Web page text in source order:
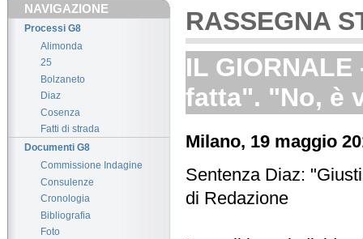
NAVIGAZIONE
Processi G8
Alimonda
25
Bolzaneto
Diaz
Cosenza
Fatti di strada
Documenti G8
Commissione Indagine
Consulenze
Cronologia
Bibliografia
Foto
RASSEGNA
IL
fatta". "No, è
Milano, 19 maggio
Sentenza Diaz:
di Redazione